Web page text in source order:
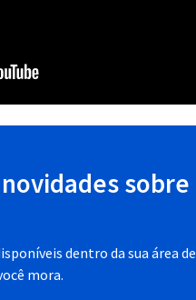
sobre
dentro da sua área de
mora.